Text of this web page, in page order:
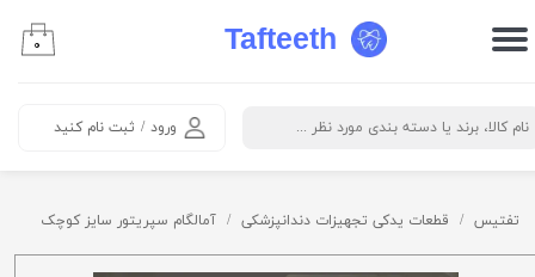
Tafteeth
ورود / ثبت نام کنید
حساب کاربری من
خروج از حساب کاربری
۰
تفتیس قطعات یدکی تجهیزات دندانپزشکی آمالگام سپریتور سایز کوچک